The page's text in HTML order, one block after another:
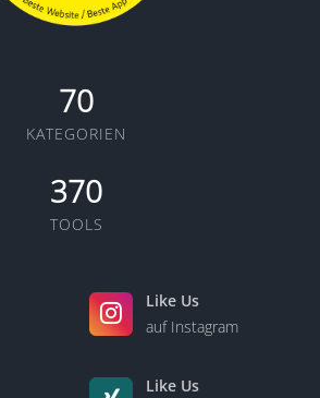
70
KATEGORIEN
370
TOOLS
Like Us
auf Instagram
Like Us